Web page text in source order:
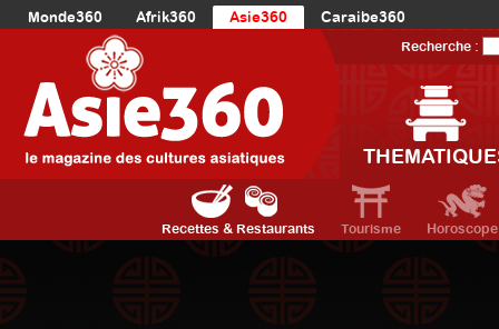
Monde360 Afrik360 Asie360
Caraibe360
Europe360
AmériqueDuNord360
Océanie360
Recherche :
Recettes & Restaurants Tourisme Horoscope